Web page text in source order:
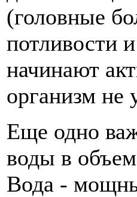
(головные
потливости
начинают
организм не
Еще одно
воды в
Вода -